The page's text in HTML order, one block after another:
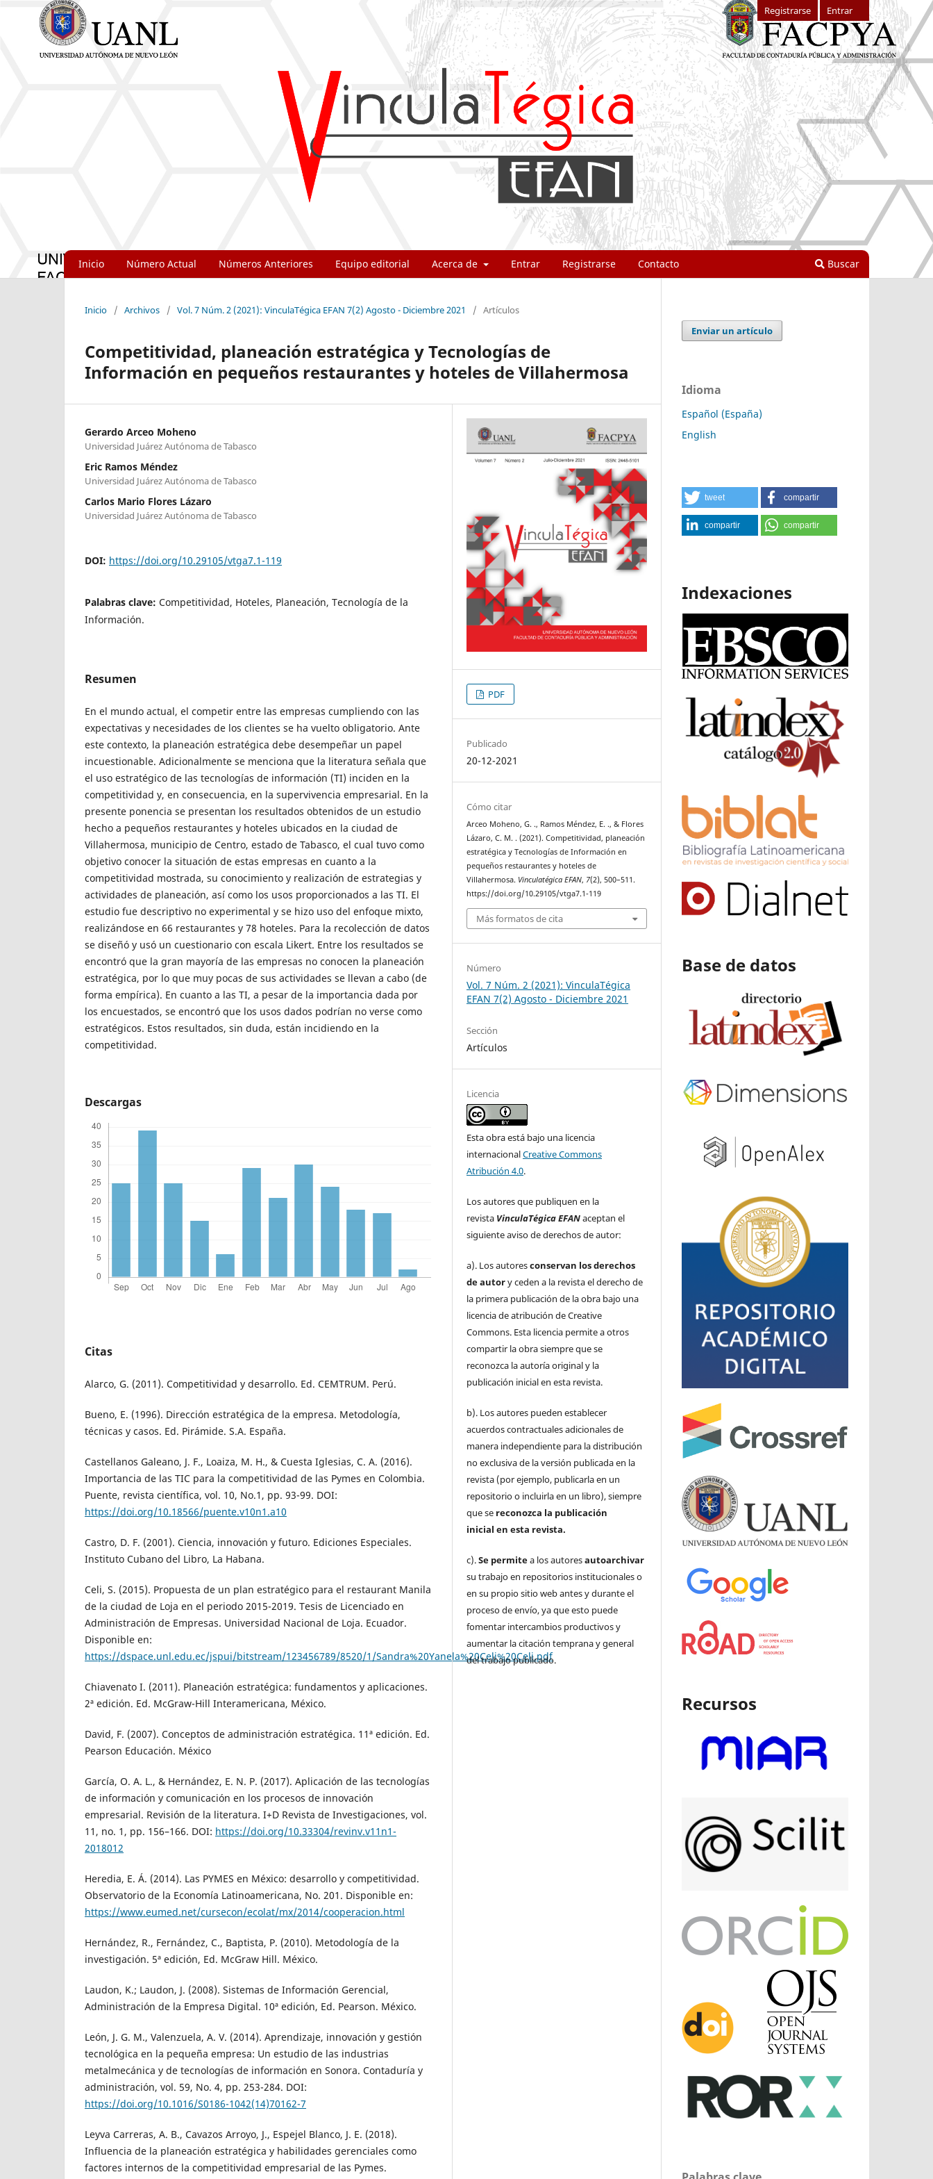
Inicio Número Actual Números Anteriores Equipo editorial Acerca de Entrar Registrarse Contacto Buscar
Registrarse Entrar
Inicio / Archivos / Vol. 7 Núm. 2 (2021): VinculaTégica EFAN 7(2) Agosto - Diciembre 2021 / Artículos
Competitividad, planeación estratégica y Tecnologías de
Información en pequeños restaurantes y hoteles de Villahermosa
Gerardo Arceo Moheno
Universidad Juárez Autónoma de Tabasco
Eric Ramos Méndez
Universidad Juárez Autónoma de Tabasco
Carlos Mario Flores Lázaro
Universidad Juárez Autónoma de Tabasco
DOI: https://doi.org/10.29105/vtga7.1-119
Palabras clave: Competitividad, Hoteles, Planeación, Tecnología de la
Información.
Resumen
En el mundo actual, el competir entre las empresas cumpliendo con las
expectativas y necesidades de los clientes se ha vuelto obligatorio. Ante
este contexto, la planeación estratégica debe desempeñar un papel
incuestionable. Adicionalmente se menciona que la literatura señala que
el uso estratégico de las tecnologías de información (TI) inciden en la
competitividad y, en consecuencia, en la supervivencia empresarial. En la
presente ponencia se presentan los resultados obtenidos de un estudio
hecho a pequeños restaurantes y hoteles ubicados en la ciudad de
Villahermosa, municipio de Centro, estado de Tabasco, el cual tuvo como
objetivo conocer la situación de estas empresas en cuanto a la
competitividad mostrada, su conocimiento y realización de estrategias y
actividades de planeación, así como los usos proporcionados a las TI. El
estudio fue descriptivo no experimental y se hizo uso del enfoque mixto,
realizándose en 66 restaurantes y 78 hoteles. Para la recolección de datos
se diseñó y usó un cuestionario con escala Likert. Entre los resultados se
encontró que la gran mayoría de las empresas no conocen la planeación
estratégica, por lo que muy pocas de sus actividades se llevan a cabo (de
forma empírica). En cuanto a las TI, a pesar de la importancia dada por
los encuestados, se encontró que los usos dados podrían no verse como
estratégicos. Estos resultados, sin duda, están incidiendo en la
competitividad.
Descargas
Citas
Alarco, G. (2011). Competitividad y desarrollo. Ed. CEMTRUM. Perú.
Bueno, E. (1996). Dirección estratégica de la empresa. Metodología,
técnicas y casos. Ed. Pirámide. S.A. España.
Castellanos Galeano, J. F., Loaiza, M. H., & Cuesta Iglesias, C. A. (2016).
Importancia de las TIC para la competitividad de las Pymes en Colombia.
Puente, revista científica, vol. 10, No.1, pp. 93-99. DOI:
https://doi.org/10.18566/puente.v10n1.a10
Castro, D. F. (2001). Ciencia, innovación y futuro. Ediciones Especiales.
Instituto Cubano del Libro, La Habana.
Celi, S. (2015). Propuesta de un plan estratégico para el restaurant Manila
de la ciudad de Loja en el periodo 2015-2019. Tesis de Licenciado en
Administración de Empresas. Universidad Nacional de Loja. Ecuador.
Disponible en:
https://dspace.unl.edu.ec/jspui/bitstream/123456789/8520/1/Sandra%20Yanela%20Celi%20Celi.pdf
Chiavenato I. (2011). Planeación estratégica: fundamentos y aplicaciones.
2ª edición. Ed. McGraw-Hill Interamericana, México.
David, F. (2007). Conceptos de administración estratégica. 11ª edición. Ed.
Pearson Educación. México
García, O. A. L., & Hernández, E. N. P. (2017). Aplicación de las tecnologías
de información y comunicación en los procesos de innovación
empresarial. Revisión de la literatura. I+D Revista de Investigaciones, vol.
11, no. 1, pp. 156–166. DOI: https://doi.org/10.33304/revinv.v11n1-
2018012
Heredia, E. Á. (2014). Las PYMES en México: desarrollo y competitividad.
Observatorio de la Economía Latinoamericana, No. 201. Disponible en:
https://www.eumed.net/cursecon/ecolat/mx/2014/cooperacion.html
Hernández, R., Fernández, C., Baptista, P. (2010). Metodología de la
investigación. 5ª edición, Ed. McGraw Hill. México.
Laudon, K.; Laudon, J. (2008). Sistemas de Información Gerencial,
Administración de la Empresa Digital. 10ª edición, Ed. Pearson. México.
León, J. G. M., Valenzuela, A. V. (2014). Aprendizaje, innovación y gestión
tecnológica en la pequeña empresa: Un estudio de las industrias
metalmecánica y de tecnologías de información en Sonora. Contaduría y
administración, vol. 59, No. 4, pp. 253-284. DOI:
https://doi.org/10.1016/S0186-1042(14)70162-7
Leyva Carreras, A. B., Cavazos Arroyo, J., Espejel Blanco, J. E. (2018).
Influencia de la planeación estratégica y habilidades gerenciales como
factores internos de la competitividad empresarial de las Pymes.
PDF
Publicado
20-12-2021
Cómo citar
Arceo Moheno, G. ., Ramos Méndez, E. ., & Flores
Lázaro, C. M. . (2021). Competitividad, planeación
estratégica y Tecnologías de Información en
pequeños restaurantes y hoteles de
Villahermosa. Vinculatégica EFAN, 7(2), 500–511.
https://doi.org/10.29105/vtga7.1-119
Más formatos de cita
Número
Vol. 7 Núm. 2 (2021): VinculaTégica
EFAN 7(2) Agosto - Diciembre 2021
Sección
Artículos
Licencia
Esta obra está bajo una licencia
internacionalCreative Commons
Atribución 4.0.
Los autores que publiquen en la
revista VinculaTégica EFANaceptan el
siguiente aviso de derechos de autor:
a). Los autoresconservan los derechos
de autory ceden a la revista el derecho de
la primera publicación de la obra bajo una
licencia de atribución de Creative
Commons. Esta licencia permite a otros
compartir la obra siempre que se
reconozca la autoría original y la
publicación inicial en esta revista.
b). Los autores pueden establecer
acuerdos contractuales adicionales de
manera independiente para la distribución
no exclusiva de la versión publicada en la
revista (por ejemplo, publicarla en un
repositorio o incluirla en un libro), siempre
que se reconozca la publicación
inicial en esta revista.
c).Se permitea los autoresautoarchivar
su trabajo en repositorios institucionales o
en su propio sitio web antes y durante el
proceso de envío, ya que esto puede
fomentar intercambios productivos y
aumentar la citación temprana y general
del trabajo publicado.
Enviar un artículo
Idioma
Español (España)
English
tweet compartir
compartir compartir
Indexaciones
Base de datos
Recursos